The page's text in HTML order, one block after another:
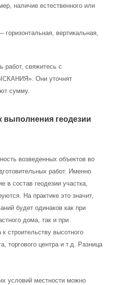
наличие естественного или
вертикальная,
работ, свяжитесь с
Они уточнят
сумму.
выполнения геодезии
возведенных объектов во
работ. Именно
в состав геодезии участка,
На практике это значит,
будет одинаков как при
дома, так и при
к строительству высотного
торгового центра и т.д. Разница
условий местности можно